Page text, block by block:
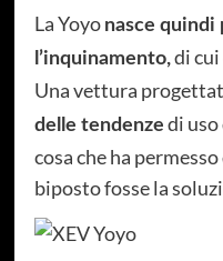
La Yoyo nasce quindi
l’inquinamento,di cui
Una vettura
delle tendenze di
cosa che ha
biposto fosse la